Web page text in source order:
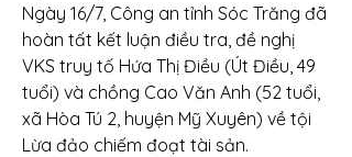
Ngày 16/7, Công an tỉnh Sóc Trăng đã
hoàn tất kết luận điều tra, đề nghị
VKS truy tố Hứa Thị Điều (Út Điều, 49
tuổi) và chồng Cao Văn Anh (52 tuổi,
xã Hòa Tú 2, huyện Mỹ Xuyên) về tội
Lừa đảo chiếm đoạt tài sản.